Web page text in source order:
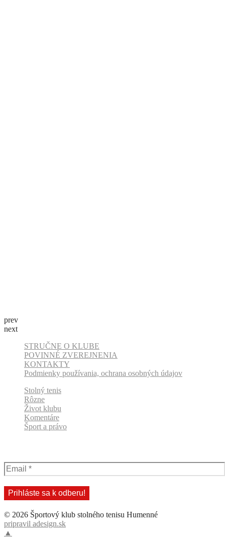
prev
next
STRUČNE O KLUBE
POVINNÉ ZVEREJNENIA
KONTAKTY
Podmienky používania, ochrana osobných údajov
Stolný tenis
Rôzne
Život klubu
Komentáre
Šport a právo
© 2026 Športový klub stolného tenisu Humenné
pripravil adesign.sk
▲